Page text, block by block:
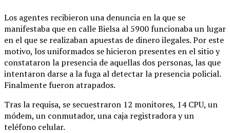
Los agentes recibieron una denuncia en la que se
manifestaba que en calle Bielsa al 5900 funcionaba un lugar
en el que se realizaban apuestas de dinero ilegales. Por este
motivo, los uniformados se hicieron presentes en el sitio y
constataron la presencia de aquellas dos personas, las que
intentaron darse a la fuga al detectar la presencia policial.
Finalmente fueron atrapados.
Tras la requisa, se secuestraron 12 monitores, 14 CPU, un
módem, un conmutador, una caja registradora y un
teléfono celular.